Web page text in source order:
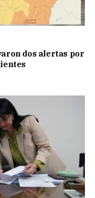
dos alertas por